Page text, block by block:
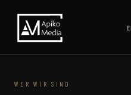
WER WIR SIND